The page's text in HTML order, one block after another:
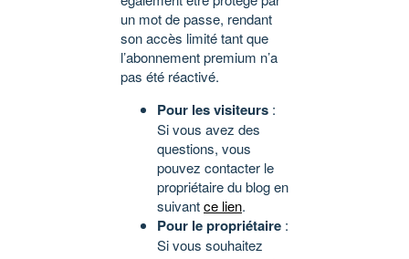
un mot de passe, rendant
son accès limité tant que
l’abonnement premium n’a
pas été réactivé.
Pour les visiteurs :
Si vous avez des
questions, vous
pouvez contacter le
propriétaire du blog en
suivantce lien.
Pour le propriétaire :
Si vous souhaitez